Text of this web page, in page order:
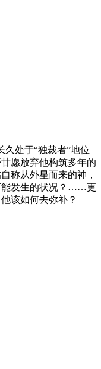
久处于“独裁者”地位
愿放弃他构筑多年的
称从外星而来的神，
能发生的状况？……更
该如何去弥补？